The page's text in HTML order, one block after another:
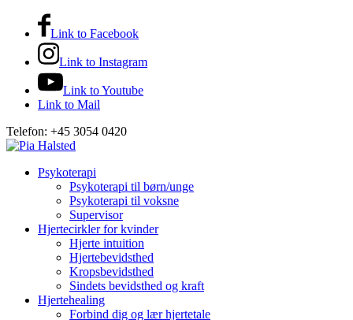
Link to Facebook
Link to Instagram
Link to Youtube
Link to Mail
Telefon: +45 3054 0420
Psykoterapi
Psykoterapi til børn/unge
Psykoterapi til voksne
Supervisor
Hjertecirkler for kvinder
Hjerte intuition
Hjertebevidsthed
Kropsbevidsthed
Sindets bevidsthed og kraft
Hjertehealing
Forbind dig og lær hjertetale